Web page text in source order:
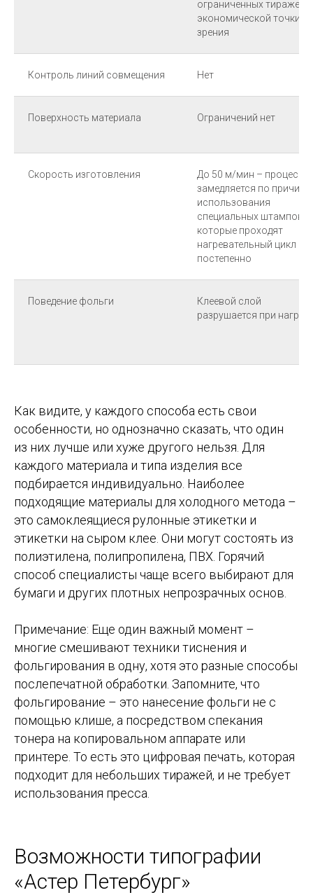
ограниченных тиражей с
экономической точки
зрения
Контроль линий совмещения Нет
Поверхность материала Ограничений нет
Скорость изготовления
До 50 м/мин – процесс
замедляется по причине
использования
специальных штампов,
которые проходят
нагревательный цикл
постепенно
Поведение фольги
Клеевой слой
разрушается при
Как видите, у каждого способа есть свои
особенности, но однозначно сказать, что один
из них лучше или хуже другого нельзя. Для
каждого материала и типа изделия все
подбирается индивидуально. Наиболее
подходящие материалы для холодного метода –
это самоклеящиеся рулонные этикетки и
этикетки на сыром клее. Они могут состоять из
полиэтилена, полипропилена, ПВХ. Горячий
способ специалисты чаще всего выбирают для
бумаги и других плотных непрозрачных основ.
Примечание: Еще один важный момент –
многие смешивают техники тиснения и
фольгирования в одну, хотя это разные способы
послепечатной обработки. Запомните, что
фольгирование – это нанесение фольги не с
помощью клише, а посредством спекания
тонера на копировальном аппарате или
принтере. То есть это цифровая печать, которая
подходит для небольших тиражей, и не требует
использования пресса.
Возможности типографии
«Астер Петербург»